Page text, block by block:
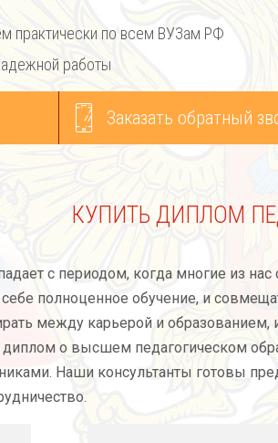
практически по всем ВУЗам РФ
работы
Заказать обратный
КУПИТЬ ДИПЛОМ
с периодом, когда многие из
полноценное обучение, и
между карьерой и
диплом о высшем педагогическом
Наши консультанты готовы